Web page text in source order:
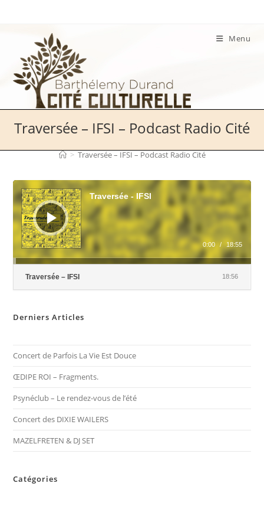
Menu
Traversée – IFSI – Podcast Radio Cité
> Traversée – IFSI – Podcast Radio Cité
Lecteur
audio
Traversée - IFSI
0:00 / 18:55
Traversée – IFSI 18:56
Derniers Articles
Concert de Parfois La Vie Est Douce
ŒDIPE ROI – Fragments.
Psynéclub – Le rendez-vous de l’été
Concert des DIXIE WAILERS
MAZELFRETEN & DJ SET
Catégories